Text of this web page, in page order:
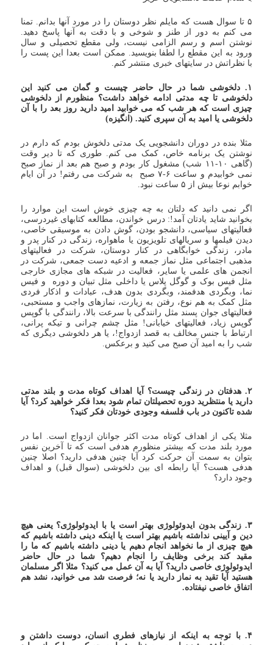
۵ تا سوال هست که مایلم نظر دوستان را در مورد آنها بدانم. تمنا
می کنم به دور از طنز و شوخی و با دقت به آنها پاسخ دهید.
نوشتن اسم و رسم الزامی نیست، ولی مقطع تحصیلی و سال
ورود به این مقطع را لطفا بنویسید. ممکن است بعدا این پست را
با نظراتش در سایتهای خبری منتشر کنم.
۱. دلخوشی شما در حال حاضر چیست و گمان می کنید این
دلخوشی تا چه مدتی ادامه خواهد داشت؟ منظورم از دلخوشی
چیزی است که هر شب که می خوابید امید دارید روز بعد را با آن
دلخوشی یا امید به آن سپری کنید. (انگیزه)
مثلا بنده در دوران دانشجویی یک مدتی دلخوش بودم که دارم در
نوشتن یک برنامه خاص، کمک می کنم. طوری که تا دیر وقت
(گاهی ۱۰-۱۱ شب) مشغول کار بودم و صبح هم بعد از نماز صبح
نمی خوابیدم و ساعت ۶-۷ صبح به شرکت می رفتم! در آن ایام
خوابم نوعا بیش از ۵ ساعت نبود.
اگر نمی دانید که دلتان به چه چیزی خوش است این موارد را
بخوانید شاید یادتان آمد!: درس خواندن، مطالعه کتابهای غیردرسی،
فعالیتهای سیاسی، دانشجو بودن، گوش دادن به موسیقی خاصی،
دیدن فیلمها و سریالهای تلویزیون یا ماهواره، زندگی در کنار پدر و
مادر، زندگی خوابگاهی در کنار دوستان، شرکت در فعالیتهای
مذهبی اجتماعی مثل نماز جمعه و ادعیه دست جمعی، شرکت در
انجمن های علمی یا سایر، فعالیت در شبکه های مجازی خارجی
مثل فیس بوک و گوگل پلاس یا داخلی مثل تبیان و دوره و فیس
نما، وبگردی هدفمند، وبگردی بدون هدف، عبادات و اذکار فردی
مثل کمک به هم نوع، رفتن به زیارت، نمازهای واجب و مستحبی،
فعالیتهای جوان پسند مثل رانندگی با سرعت بالا، رانندگی با گوپس
گوپس زیاد، فعالیتهای خیابانی! مثل چشم چرانی و تیکه پرانی،
ارتباط با جنس مخالف به قصد ازدواج!، یا هر دلخوشی دیگری که
شب را به امید آن صبح می کنید و برعکس.
۲. هدفتان در زندگی چیست؟ آیا اهداف کوتاه مدت و بلند مدتی
دارید یا منتظرید دوره تحصیلتان تمام شود بعدا فکر خواهید کرد؟ آیا
شده تاکنون در باب فلسفه وجودی خودتان فکر کنید؟
مثلا یکی از اهداف کوتاه مدت اکثر جوانان ازدواج است. اما در
مورد بلند مدت که بیشتر منظورم هدفی است که تا آخرین نفس
بتوان به سمت آن حرکت کرد آیا چنین هدفی دارید؟ اصلا چنین
هدفی هست؟ آیا رابطه ای بین دلخوشی (سوال قبل) و اهداف
وجود دارد؟
۳. زندگی بدون ایدوئولوژی بهتر است یا با ایدوئولوژی؟ یعنی هیچ
دین و آیینی نداشته باشیم بهتر است یا اینکه دینی داشته باشیم که
هیچ چیزی از ما نخواهد انجام دهیم یا دینی داشته باشیم که ما را
مقید کند برخی وظایف را انجام دهیم؟ شما در حال حاضر
ایدوئولوژی خاصی دارید؟ آیا به آن عمل می کنید؟ مثلا اگر مسلمان
هستید آیا تقید به نماز دارید یا نه؛ فرصت شد می خوانید، نشد هم
اتفاق خاصی نیفتاده.
۴. با توجه به اینکه از نیازهای فطری انسان، دوست داشتن و